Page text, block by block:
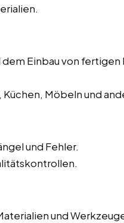
Einbau von
Möbeln und
und Fehler.
und